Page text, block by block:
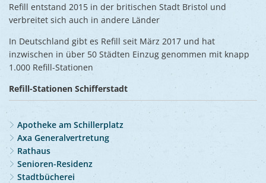
Refill entstand 2015 in der britischen Stadt Bristol und
verbreitet sich auch in andere Länder
In Deutschland gibt es Refill seit März 2017 und hat
inzwischen in über 50 Städten Einzug genommen mit knapp
1.000 Refill-Stationen
Refill-Stationen Schifferstadt
Apotheke am Schillerplatz
Axa Generalvertretung
Rathaus
Senioren-Residenz
Stadtbücherei